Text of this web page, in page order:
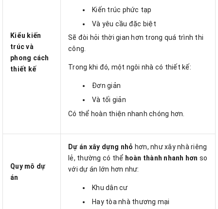
Kiểu kiến
trúc và
phong cách
thiết kế
Kiến trúc phức tạp
Và yêu cầu đặc biệt
Sẽ đòi hỏi thời gian hơn trong quá trình thi
công.
Trong khi đó, một ngôi nhà có thiết kế:
Đơn giản
Và tối giản
Có thể hoàn thiện nhanh chóng hơn.
Quy mô dự
án
Dự án xây dựng nhỏ hơn, như xây nhà riêng
lẻ, thường có thể hoàn thành nhanh hơn so
với dự án lớn hơn như:
Khu dân cư
Hay tòa nhà thương mại